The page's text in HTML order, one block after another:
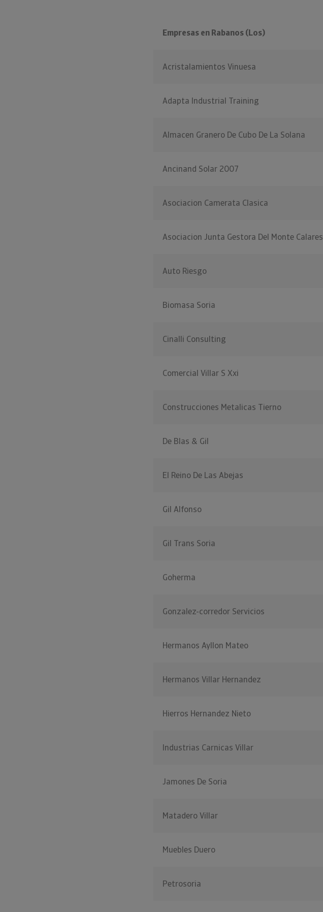
Empresas en Rabanos (Los)
Acristalamientos Vinuesa
Adapta Industrial Training
Almacen Granero De Cubo De La Solana
Ancinand Solar 2007
Asociacion Camerata Clasica
Asociacion Junta Gestora Del Monte Calares
Auto Riesgo
Biomasa Soria
Cinalli Consulting
Comercial Villar S Xxi
Construcciones Metalicas Tierno
De Blas & Gil
El Reino De Las Abejas
Gil Alfonso
Gil Trans Soria
Goherma
Gonzalez-corredor Servicios
Hermanos Ayllon Mateo
Hermanos Villar Hernandez
Hierros Hernandez Nieto
Industrias Carnicas Villar
Jamones De Soria
Matadero Villar
Muebles Duero
Petrosoria